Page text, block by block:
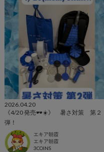
2026.04.20
《4/20 発売🕶️☀️》 暑さ対策 第２
弾！
エキア朝霞
エキア朝霞
3COINS